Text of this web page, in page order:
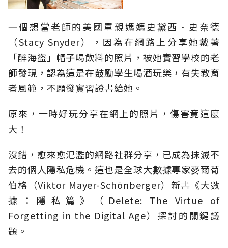
一個想當老師的美國單親媽媽史黛西．史奈德
（Stacy Snyder），因為在網路上分享她戴著
「醉海盜」帽子喝飲料的照片，被她實習學校的老
師發現，認為這是在鼓勵學生喝酒玩樂，有失教育
者風範，不願發實習證書給她。
原來，一時好玩分享在網上的照片，傷害竟這麼
大！
沒錯，愈來愈氾濫的網路社群分享，已成為抹滅不
去的個人隱私危機。這也是全球大數據專家麥爾荀
伯格（Viktor Mayer-Schönberger）新書《大數
據：隱私篇》（Delete: The Virtue of
Forgetting in the Digital Age）探討的關鍵議
題。